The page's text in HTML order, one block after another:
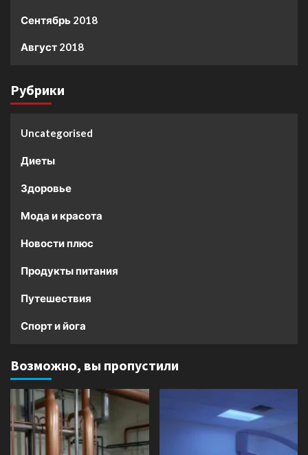
Сентябрь 2018
Август 2018
Рубрики
Uncategorised
Диеты
Здоровье
Мода и красота
Новости плюс
Продукты питания
Путешествия
Спорт и йога
Возможно, вы пропустили